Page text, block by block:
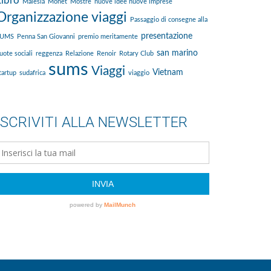
Malesia Monet Mostre nuove idee nuove imprese
viaggi Passaggio di consegne alla
Penna San Giovanni premio meritamente presentazione
sociali reggenza Relazione Renoir Rotary Club san marino
sudafrica sums Viaggi viaggio Vietnam
ALLA NEWSLETTER